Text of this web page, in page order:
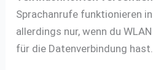
Sprachanrufe funktionieren
allerdings nur, wenn du
für die Datenverbindung hast.